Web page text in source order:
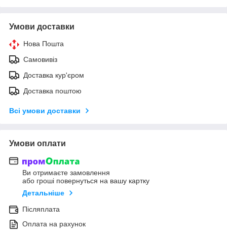
Умови доставки
Нова Пошта
Самовивіз
Доставка кур'єром
Доставка поштою
Всі умови доставки
Умови оплати
Ви отримаєте замовлення
або гроші повернуться на вашу картку
Детальніше
Післяплата
Оплата на рахунок